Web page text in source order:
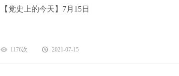
【党史上的今天】7月15日
1176次 2021-07-15